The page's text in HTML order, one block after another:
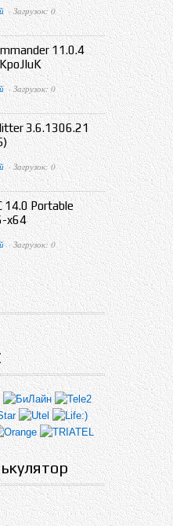
· Загрузок: 0
11.0.4
· Загрузок: 0
3.6.1306.21
· Загрузок: 0
14.0 Portable
x64
· Загрузок: 0